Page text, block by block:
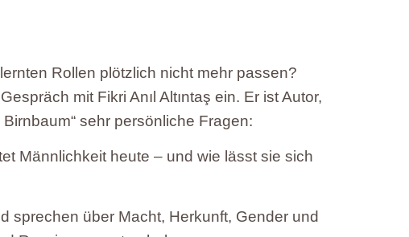
Rollen plötzlich nicht mehr passen?
mit Fikri Anıl Altıntaş ein. Er ist Autor,
sehr persönliche Fragen:
Männlichkeit heute – und wie lässt sie sich
sprechen über Macht, Herkunft, Gender und